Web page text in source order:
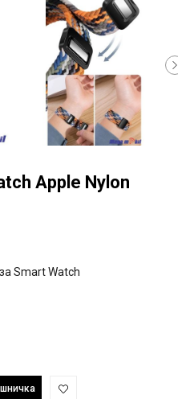
Apple Nylon
Smart Watch